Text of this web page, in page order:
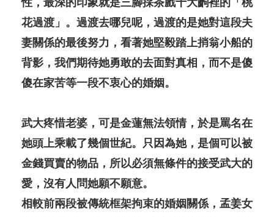
性，最深的印象就是三腳採茶戲十大齣裡的「桃
花過渡」。過渡去哪兒呢，過渡的是她對這段夫
妻關係的最後努力，看著她堅毅踏上捎翁小船的
背影，我們期待她勇敢的去面對真相，而不是傻
傻在家苦等一段不衷心的婚姻。
武大疼惜老婆，可是金蓮無法領情，於是罵名在
她頭上乘載了幾個世紀。只因為她，是個可以被
金錢買賣的物品，所以必須無條件的接受武大的
愛，沒有人問她願不願意。
相較前兩段被傳統框架拘束的婚姻關係，孟姜女